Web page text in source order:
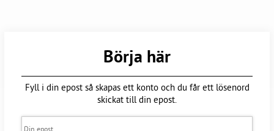
Börja här
Fyll i din epost så skapas ett konto och du får ett lösenord
skickat till din epost.